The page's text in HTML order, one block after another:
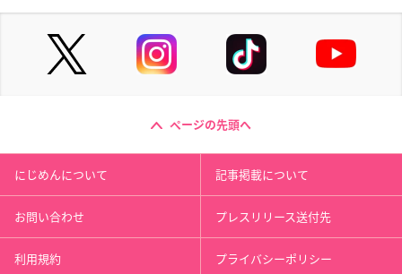
ページの先頭へ
にじめんについて 記事掲載について
お問い合わせ プレスリリース送付先
利用規約 プライバシーポリシー